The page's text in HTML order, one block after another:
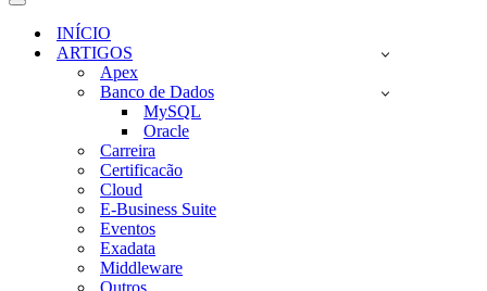
navegação
Menu
navegaçãoINÍCIO
ARTIGOS
Apex
Banco de Dados
MySQL
Oracle
Carreira
Certificacão
Cloud
E-Business Suite
Eventos
Exadata
Middleware
Outros